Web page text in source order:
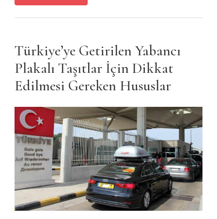
Türkiye’ye Getirilen Yabancı
Plakalı Taşıtlar İçin Dikkat
Edilmesi Gereken Hususlar